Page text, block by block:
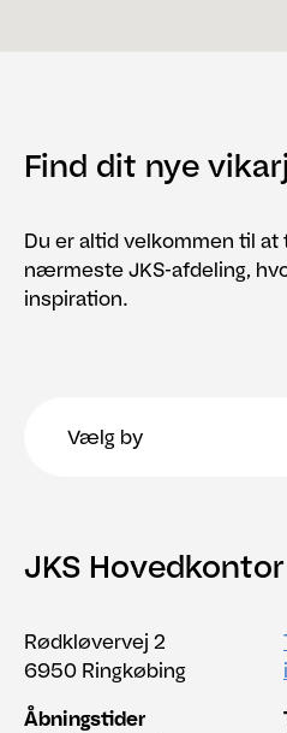
Find dit nye
Du er altid velkommen til at
nærmeste JKS-afdeling,
inspiration.
JKS Hovedkontor
Rødkløvervej 2
6950 Ringkøbing
Åbningstider